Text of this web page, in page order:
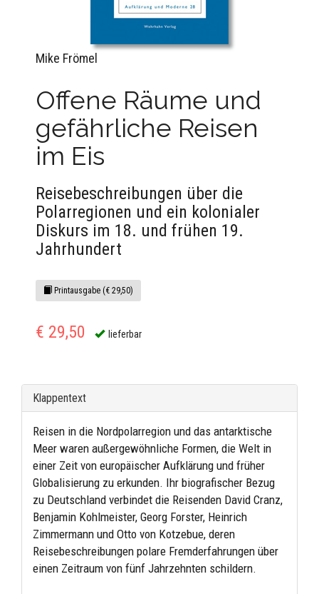
Mike Frömel
Offene Räume und
gefährliche Reisen
im Eis
Reisebeschreibungen über die
Polarregionen und ein kolonialer
Diskurs im 18. und frühen 19.
Jahrhundert
Printausgabe (€ 29,50)
€ 29,50 lieferbar
Klappentext
Reisen in die Nordpolarregion und das antarktische
Meer waren außergewöhnliche Formen, die Welt in
einer Zeit von europäischer Aufklärung und früher
Globalisierung zu erkunden. Ihr biografischer Bezug
zu Deutschland verbindet die Reisenden David Cranz,
Benjamin Kohlmeister, Georg Forster, Heinrich
Zimmermann und Otto von Kotzebue, deren
Reisebeschreibungen polare Fremderfahrungen über
einen Zeitraum von fünf Jahrzehnten schildern.